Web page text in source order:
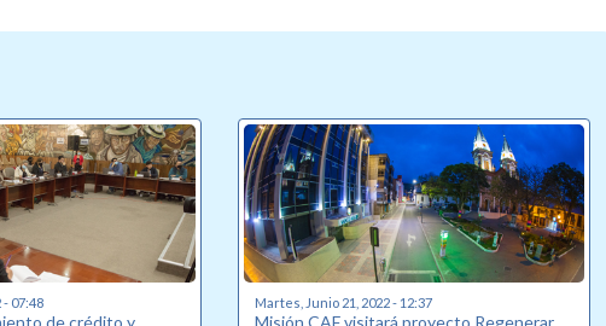
- 07:48 Martes, Junio 21, 2022 - 12:37